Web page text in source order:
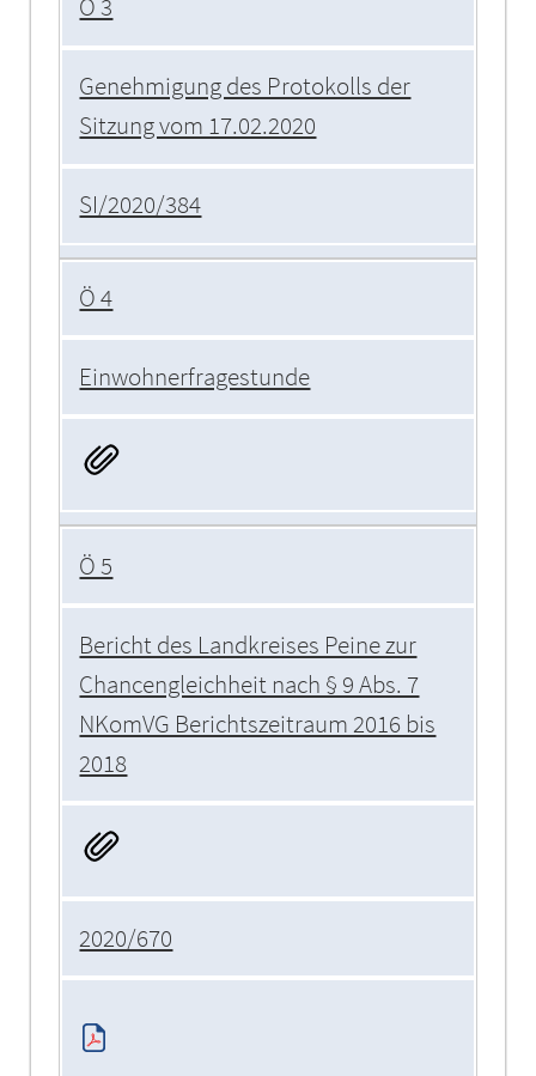
Ö 3
Genehmigung des Protokolls der
Sitzung vom 17.02.2020
SI/2020/384
Ö 4
Einwohnerfragestunde
Ö 5
Bericht des Landkreises Peine zur
Chancengleichheit nach § 9 Abs. 7
NKomVG Berichtszeitraum 2016 bis
2018
2020/670